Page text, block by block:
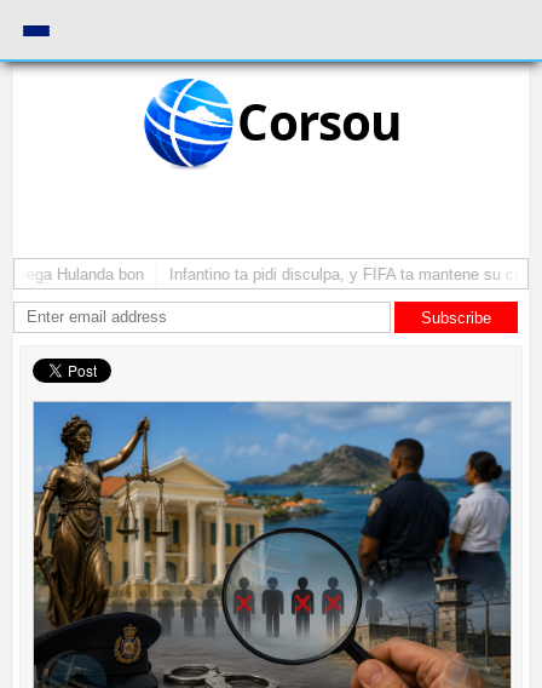
Corsou
yega Hulanda bon Infantino ta pidi disculpa, y FIFA ta mantene su como
Subscribe